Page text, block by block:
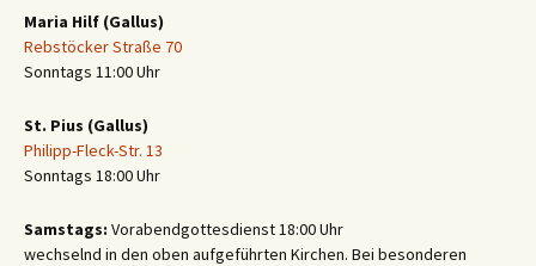
Maria Hilf (Gallus)
Rebstöcker Straße 70
Sonntags 11:00 Uhr
St. Pius (Gallus)
Philipp-Fleck-Str. 13
Sonntags 18:00 Uhr
Samstags: Vorabendgottesdienst 18:00 Uhr
wechselnd in den oben aufgeführten Kirchen. Bei besonderen